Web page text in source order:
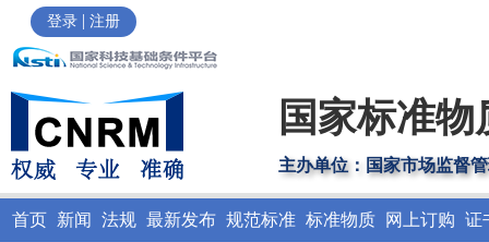
登录 | 注册
国家标准
主办单位：国家市场监督
首页 新闻 法规 最新发布 规范标准 标准物质 网上订购 证